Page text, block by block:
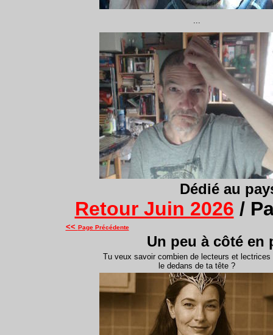
...
Dédié au
Retour Juin 2026 /
<< Page Précédente
Un peu à côté en
Tu veux savoir combien de lecteurs et lectrices
le dedans de ta tête ?